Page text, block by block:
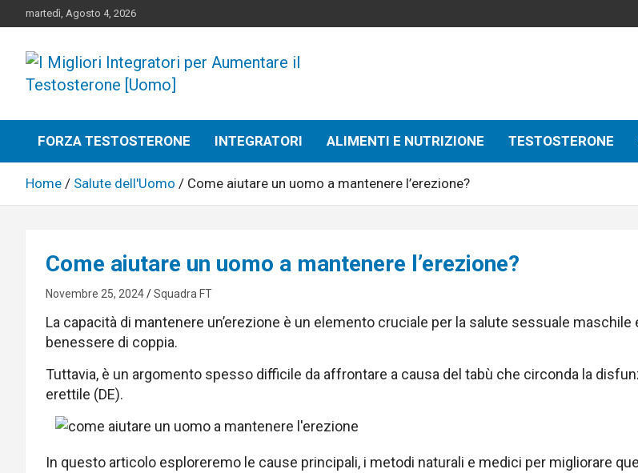
to
martedì, Agosto 4, 2026
I Migliori Integratori per
Aumentare il
Testosterone
FORZA TESTOSTERONE INTEGRATORI ALIMENTI E NUTRIZIONE TESTOSTERONE
Home Salute dell'Uomo Come aiutare un uomo a mantenere l’erezione?
Come aiutare un uomo a mantenere l’erezione?
Novembre 25, 2024 Squadra FT
La capacità di mantenere un’erezione è un elemento cruciale per la salute sessuale maschile
benessere di coppia.
Tuttavia, è un argomento spesso difficile da affrontare a causa del tabù che circonda la
erettile (DE).
In questo articolo esploreremo le cause principali, i metodi naturali e medici per migliorare